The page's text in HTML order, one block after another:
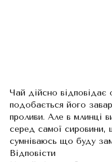
Чай дійсно відповідає
подобається його
проливи. Але в млинці
серед самої
сумніваюсь що буду
Відповісти